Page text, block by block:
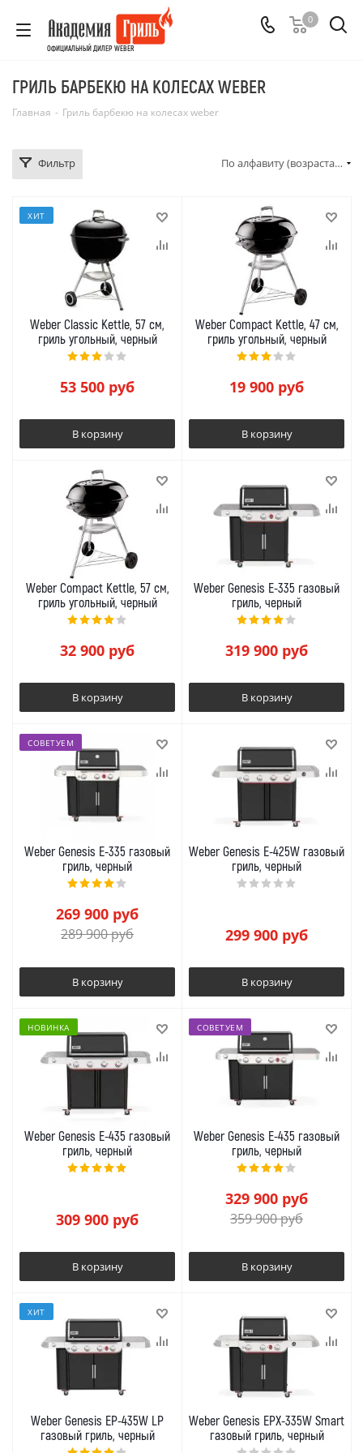
ОФИЦИАЛЬНЫЙ ДИЛЕР WEBER
0
ГРИЛЬ БАРБЕКЮ НА КОЛЕСАХ WEBER
Главная - Гриль барбекю на колесах weber
Фильтр По алфавиту (возрастание)
ХИТ
Weber Classic Kettle, 57 см,
гриль угольный, черный
53 500 руб
В корзину
Weber Compact Kettle, 47 см,
гриль угольный, черный
19 900 руб
В корзину
Weber Compact Kettle, 57 см,
гриль угольный, черный
32 900 руб
В корзину
Weber Genesis E-335 газовый
гриль, черный
319 900 руб
В корзину
СОВЕТУЕМ
Weber Genesis E-335 газовый
гриль, черный
269 900 руб
289 900руб
В корзину
Weber Genesis E-425W газовый
гриль, черный
299 900 руб
В корзину
НОВИНКА
Weber Genesis E-435 газовый
гриль, черный
309 900 руб
В корзину
СОВЕТУЕМ
Weber Genesis E-435 газовый
гриль, черный
329 900 руб
359 900руб
В корзину
ХИТ
Weber Genesis EP-435W LP
газовый гриль, черный
Weber Genesis EPX-335W Smart
газовый гриль, черный